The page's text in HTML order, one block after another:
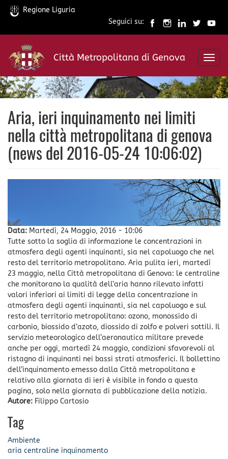
Salta
contenuto
principale
Regione Liguria
Seguici su:
Città Metropolitana di Genova
Aria, ieri inquinamento nei limiti
nella città metropolitana di genova
(news del 2016-05-24 10:06:02)
Data: Martedì, 24 Maggio, 2016 - 10:06
Tutte sotto la soglia di informazione le concentrazioni in
atmosfera degli agenti inquinanti, sia nel capoluogo che nel
resto del territorio metropolitano. Aria pulita ieri, martedì
23 maggio, nella Città metropolitana di Genova: le centraline
che monitorano la qualità dell’aria hanno rilevato infatti
valori inferiori ai limiti di legge della concentrazione in
atmosfera degli agenti inquinanti, sia nel capoluogo e sul
resto del territorio metropolitano: ozono, monossido di
carbonio, biossido d’azoto, diossido di zolfo e polveri sottili. Il
servizio meteorologico dell’aeronautica militare prevede
anche per oggi, martedì 24 maggio, condizioni sfavorevoli al
ristagno di inquinanti nei bassi strati atmosferici. Il bollettino
dell’inquinamento emesso dalla Città metropolitana e
relativo alla giornata di ieri è visibile in fondo a questa
pagina, solo nella giornata di pubblicazione della notizia.
Autore: Filippo Cartosio
Tag
Ambiente
aria centraline inquinamento